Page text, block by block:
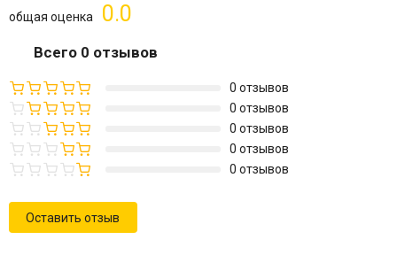
0.0
общая оценка
Всего 0 отзывов
0 отзывов
0 отзывов
0 отзывов
0 отзывов
0 отзывов
Оставить отзыв